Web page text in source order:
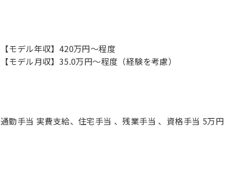
【モデル年収】420万円〜程度
【モデル月収】35.0万円〜程度（経験を考慮）
通勤手当 実費支給、住宅手当 、残業手当 、資格手当 5万円